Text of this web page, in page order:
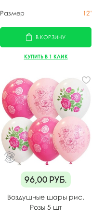
Размер 12"
В КОРЗИНУ
КУПИТЬ В 1 КЛИК
96,00 руб.
Воздушные шары рис.
Розы 5 шт